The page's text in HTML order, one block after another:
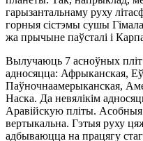
гарызантальнаму руху
горныя сістэмы сушы
жа прычыне паўсталі і
Вылучаюць 7 асноўных
адносяцца: Афрыканская,
Паўночнаамерыканская,
Наска. Да невялікім
Аравійскую пліты. Асобныя
вертыкальна. Гэтыя руху
адбываюцца на працягу